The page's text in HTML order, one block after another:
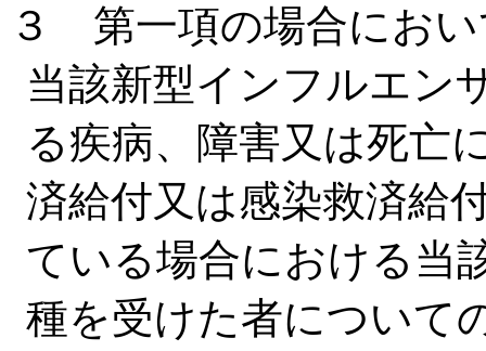
３ 第一項の場合にお
当該新型インフルエン
る疾病、障害又は死亡
済給付又は感染救済給
ている場合における当
種を受けた者について